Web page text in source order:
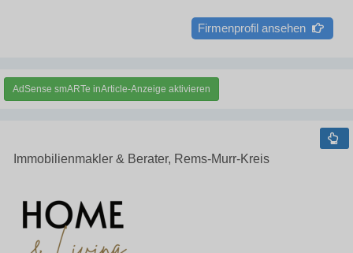
Firmenprofil ansehen
AdSense smARTe inArticle-Anzeige aktivieren
Immobilienmakler & Berater, Rems-Murr-Kreis